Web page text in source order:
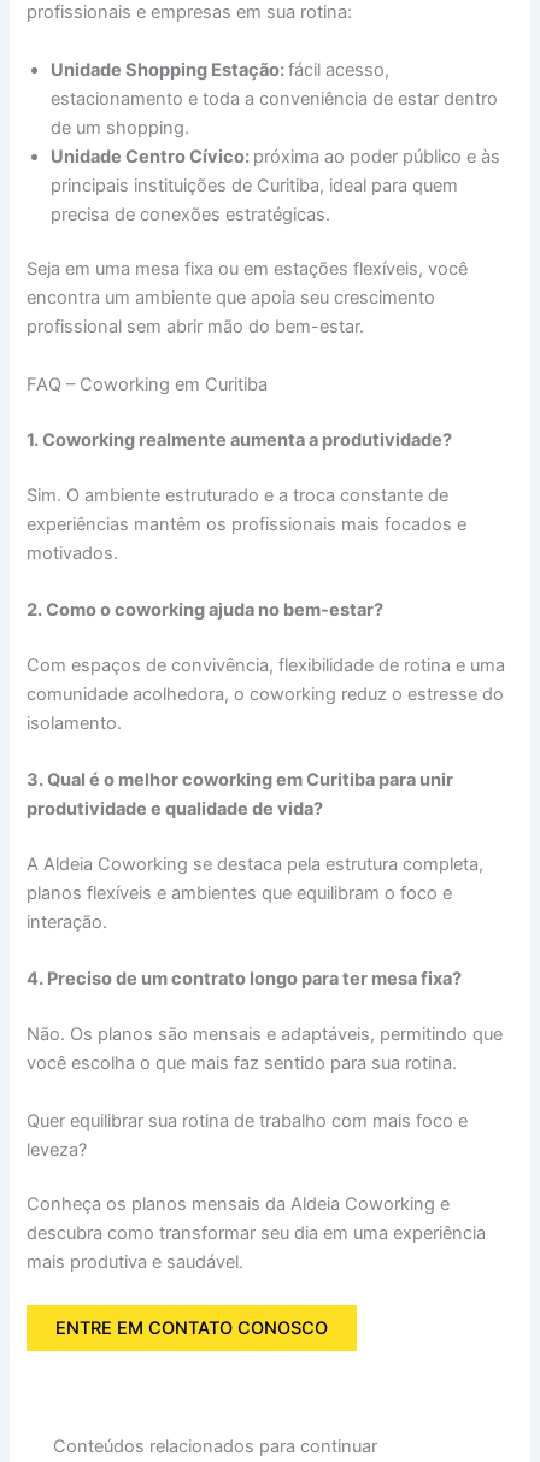
profissionais e empresas em sua rotina:
Unidade Shopping Estação:fácil acesso,
estacionamento e toda a conveniência de estar dentro
de um shopping.
Unidade Centro Cívico: próxima ao poder público e às
principais instituições de Curitiba, ideal para quem
precisa de conexões estratégicas.
Seja em uma mesa fixa ou em estações flexíveis, você
encontra um ambiente que apoia seu crescimento
profissional sem abrir mão do bem-estar.
FAQ – Coworking em Curitiba
1.Coworking realmente aumenta a produtividade?
Sim. O ambiente estruturado e a troca constante de
experiências mantêm os profissionais mais focados e
motivados.
2. Como o coworking ajuda no bem-estar?
Com espaços de convivência, flexibilidade de rotina e uma
comunidade acolhedora, o coworking reduz o estresse do
isolamento.
3.Qual é o melhor coworking em Curitiba para unir
produtividade e qualidade de vida?
A Aldeia Coworking se destaca pela estrutura completa,
planos flexíveis e ambientes que equilibram o foco e
interação.
4. Preciso de um contrato longo para ter mesa fixa?
Não. Os planos são mensais e adaptáveis, permitindo que
você escolha o que mais faz sentido para sua rotina.
Quer equilibrar sua rotina de trabalho com mais foco e
leveza?
Conheça os planos mensais da Aldeia Coworking e
descubra como transformar seu dia em uma experiência
mais produtiva e saudável.
ENTRE EM CONTATO CONOSCO
Conteúdos relacionados para continuar